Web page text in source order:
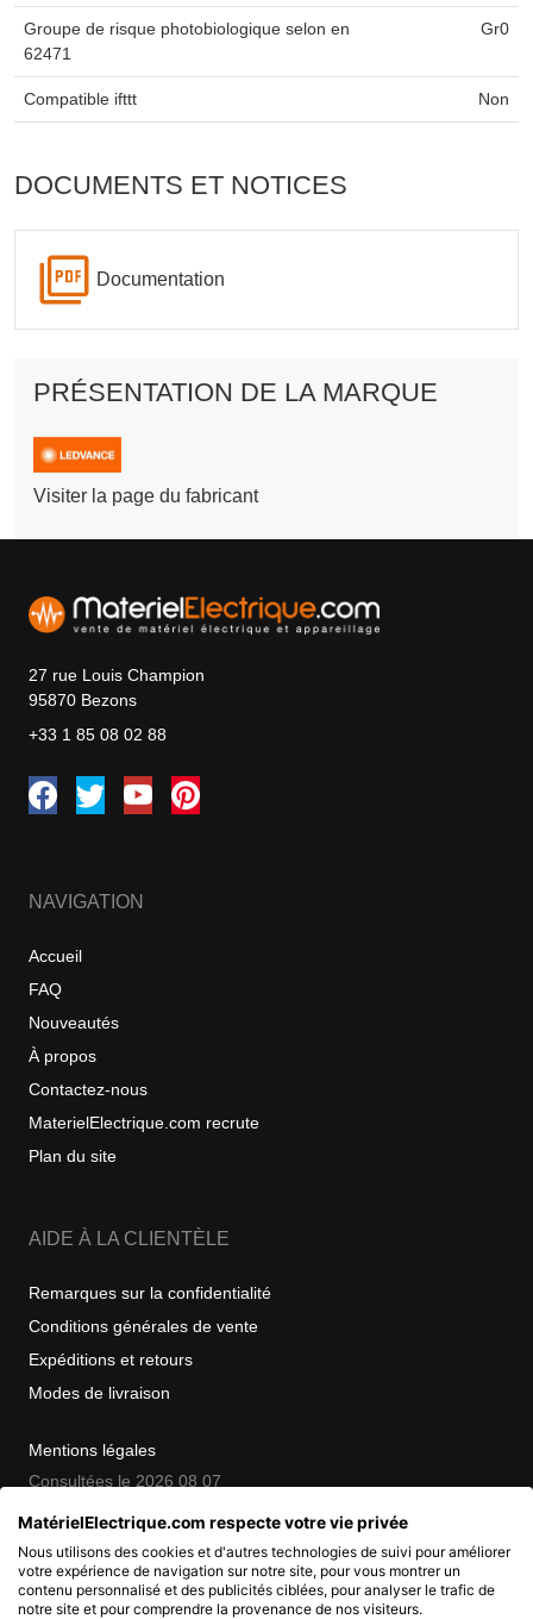
Groupe de risque photobiologique selon en
62471
Gr0
Compatible ifttt Non
DOCUMENTS ET NOTICES
Documentation
PRÉSENTATION DE LA MARQUE
Visiter la page du fabricant
27 rue Louis Champion
95870 Bezons
+33 1 85 08 02 88
NAVIGATION
Accueil
FAQ
Nouveautés
À propos
Contactez-nous
MaterielElectrique.com recrute
Plan du site
AIDE À LA CLIENTÈLE
Remarques sur la confidentialité
Conditions générales de vente
Expéditions et retours
Modes de livraison
Mentions légales
Consultées le 2026 08 07
COPYRIGHT
© 2007 - 2026 Nimbanet
MatérielElectrique.com respecte votre vie privée
Nous utilisons des cookies et d'autres technologies de suivi pour améliorer
votre expérience de navigation sur notre site, pour vous montrer un
contenu personnalisé et des publicités ciblées, pour analyser le trafic de
notre site et pour comprendre la provenance de nos visiteurs.